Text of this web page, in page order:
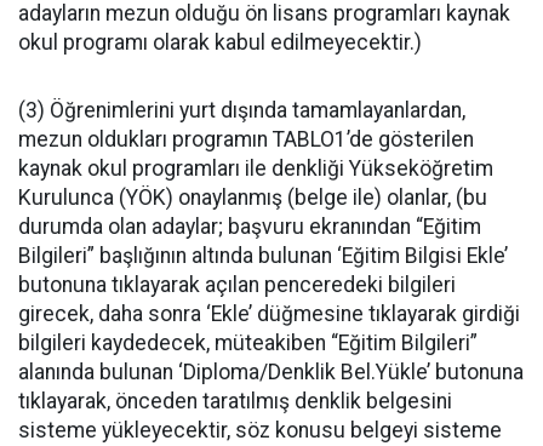
adayların mezun olduğu ön lisans programları kaynak
okul programı olarak kabul edilmeyecektir.)
(3) Öğrenimlerini yurt dışında tamamlayanlardan,
mezun oldukları programın TABLO1’de gösterilen
kaynak okul programları ile denkliği Yükseköğretim
Kurulunca (YÖK) onaylanmış (belge ile) olanlar, (bu
durumda olan adaylar; başvuru ekranından “Eğitim
Bilgileri” başlığının altında bulunan ‘Eğitim Bilgisi Ekle’
butonuna tıklayarak açılan penceredeki bilgileri
girecek, daha sonra ‘Ekle’ düğmesine tıklayarak girdiği
bilgileri kaydedecek, müteakiben “Eğitim Bilgileri”
alanında bulunan ‘Diploma/Denklik Bel.Yükle’ butonuna
tıklayarak, önceden taratılmış denklik belgesini
sisteme yükleyecektir, söz konusu belgeyi sisteme